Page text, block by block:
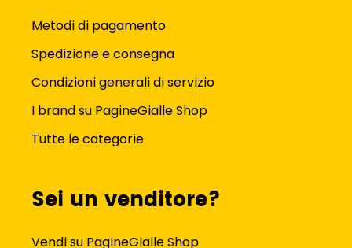
Metodi di pagamento
Spedizione e consegna
Condizioni generali di servizio
I brand su PagineGialle Shop
Tutte le categorie
Sei un venditore?
Vendi su PagineGialle Shop